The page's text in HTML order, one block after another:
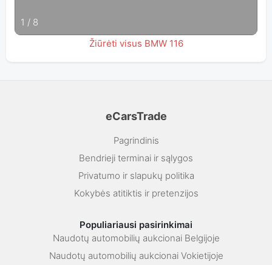
1 / 8
Žiūrėti visus BMW 116
eCarsTrade
Pagrindinis
Bendrieji terminai ir sąlygos
Privatumo ir slapukų politika
Kokybės atitiktis ir pretenzijos
Populiariausi pasirinkimai
Naudotų automobilių aukcionai Belgijoje
Naudotų automobilių aukcionai Vokietijoje